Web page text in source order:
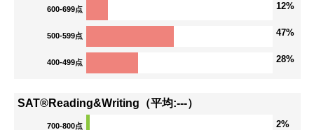
600-699点 12%
500-599点 47%
400-499点 28%
SAT®Reading&Writing（平均:---）
700-800点 2%